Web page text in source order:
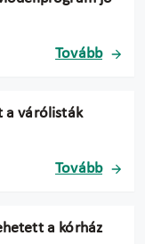
Tovább
a várólisták
Tovább
a kórház